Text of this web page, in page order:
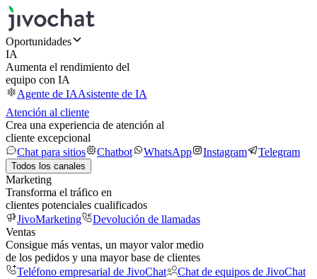
Oportunidades
IA
Aumenta el rendimiento del
equipo con IA
Agente de IAAsistente de IA
Atención al cliente
Crea una experiencia de atención al
cliente excepcional
Chat para sitios
Chatbot WhatsApp Instagram Telegram
Todos los canales
Marketing
Transforma el tráfico en
clientes potenciales cualificados
JivoMarketing
Devolución de llamadas
Ventas
Consigue más ventas, un mayor valor medio
de los pedidos y una mayor base de clientes
Teléfono empresarial de JivoChat
Chat de equipos de JivoChat